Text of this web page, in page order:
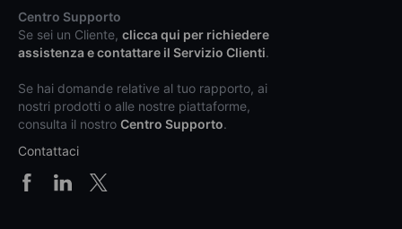
Centro Supporto
Se sei un Cliente, clicca qui per richiedere
assistenza e contattare il Servizio Clienti.
Se hai domande relative al tuo rapporto, ai
nostri prodotti o alle nostre piattaforme,
consulta il nostro Centro Supporto.
Contattaci